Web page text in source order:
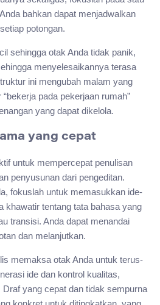
bahkan dapat menjadwalkan
potongan.
sehingga otak Anda tidak panik,
menyelesaikannya terasa
ini mengubah malam yang
pada pekerjaan rumah”
yang dapat dikelola.
yang cepat
untuk mempercepat penulisan
penyusunan dari pengeditan.
fokuslah untuk memasukkan ide-
khawatir tentang tata bahasa yang
transisi. Anda dapat menandai
dan melanjutkan.
memaksa otak Anda untuk terus-
ide dan kontrol kualitas,
yang cepat dan tidak sempurna